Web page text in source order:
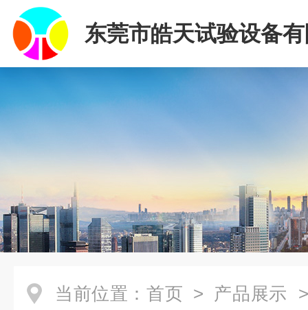
东莞市皓天试验设备
当前位置： 首页 > 产品展示